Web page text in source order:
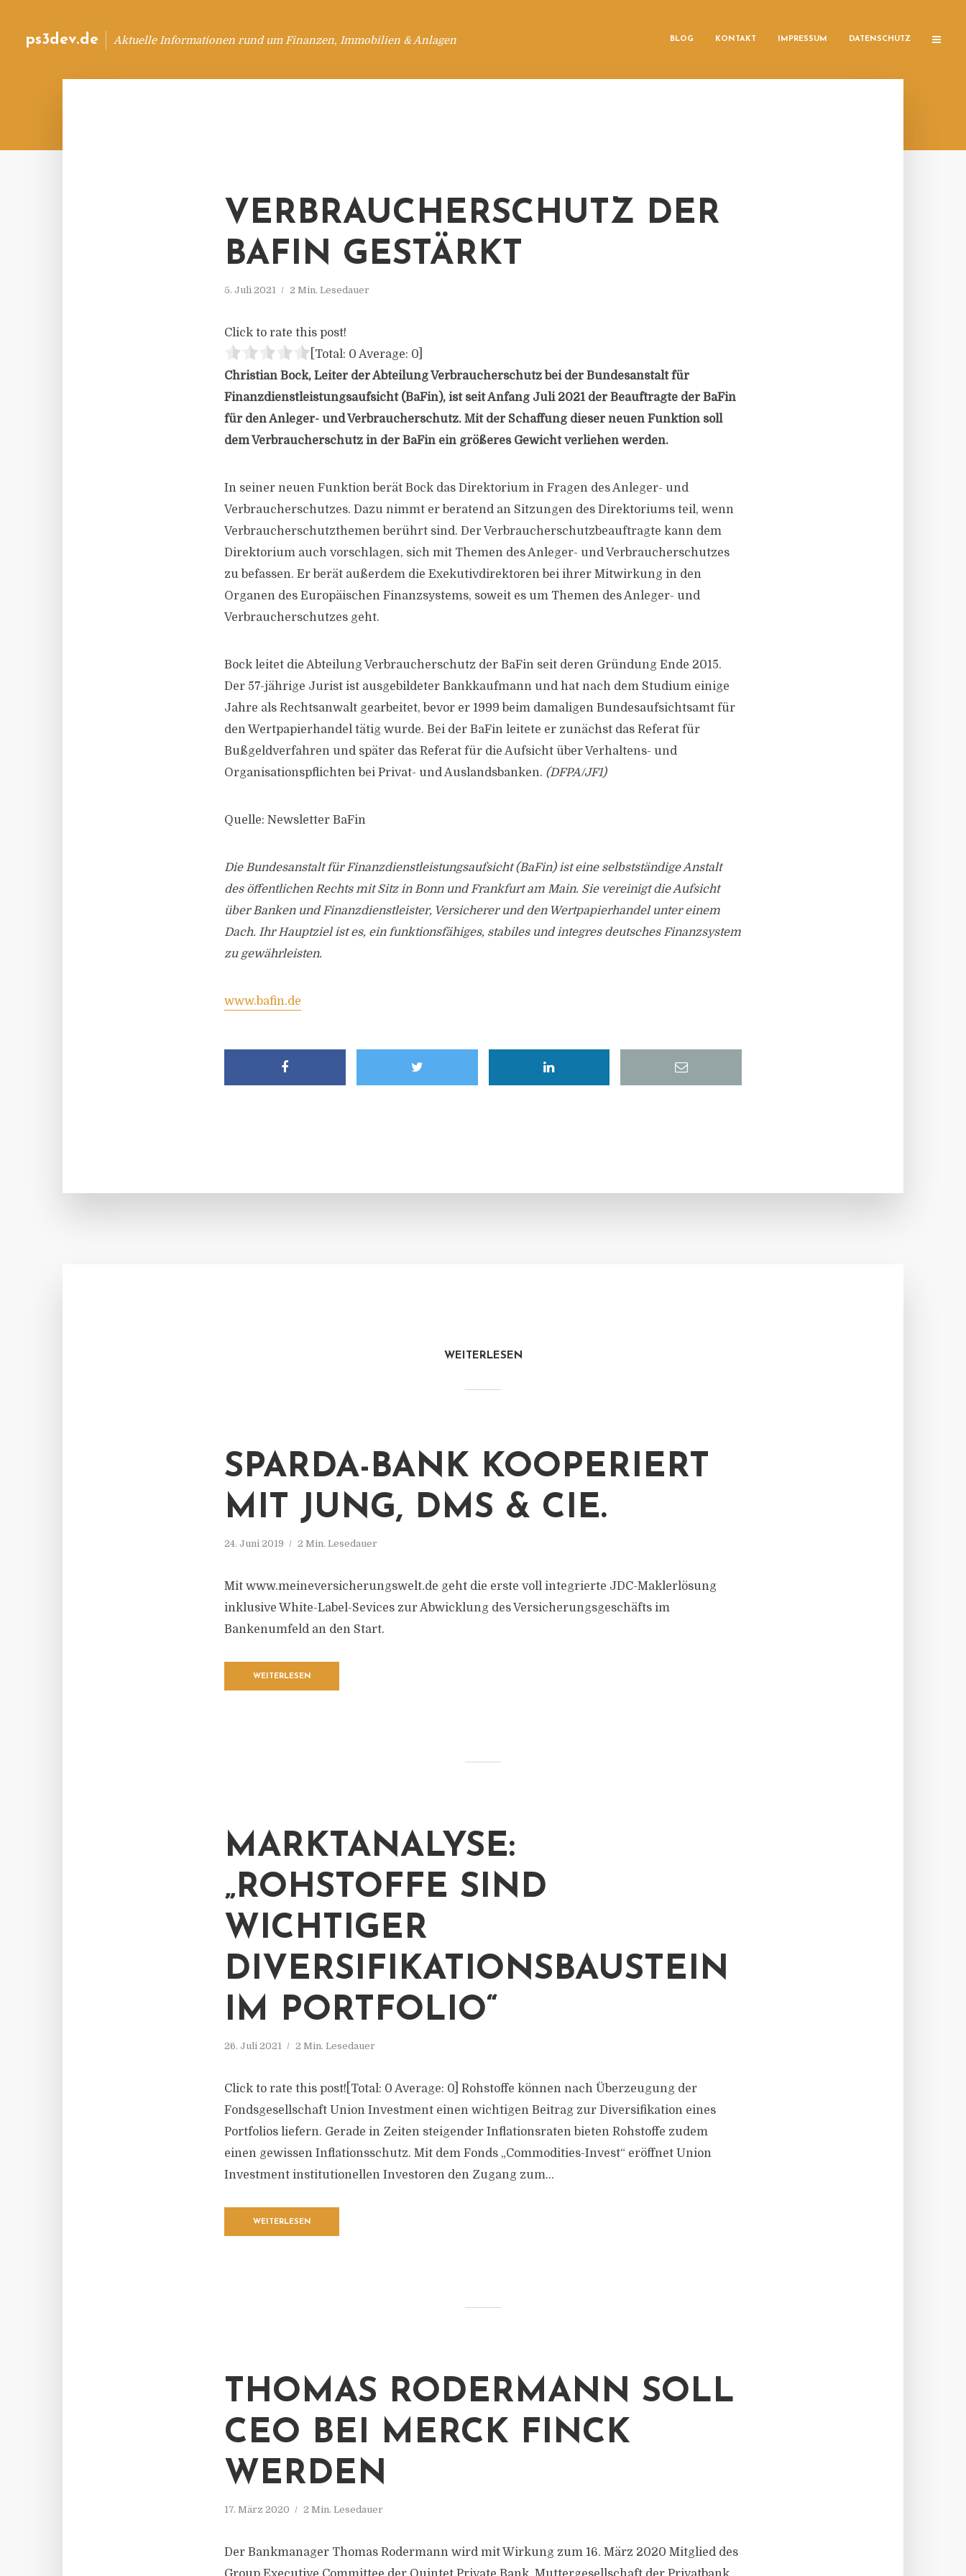
ps3dev.de Aktuelle Informationen rund um Finanzen, Immobilien & Anlagen BLOG KONTAKT IMPRESSUM DATENSCHUTZ
VERBRAUCHERSCHUTZ DER
BAFIN GESTÄRKT
5. Juli 2021 2 Min. Lesedauer
Click to rate this post!
[Total: 0 Average: 0
Christian Bock, Leiter der Abteilung Verbraucherschutz bei der Bundesanstalt für
Finanzdienstleistungsaufsicht (BaFin), ist seit Anfang Juli 2021 der Beauftragte der BaFin
für den Anleger- und Verbraucherschutz. Mit der Schaffung dieser neuen Funktion soll
dem Verbraucherschutz in der BaFin ein größeres Gewicht verliehen werden.
In seiner neuen Funktion berät Bock das Direktorium in Fragen des Anleger- und
Verbraucherschutzes. Dazu nimmt er beratend an Sitzungen des Direktoriums teil, wenn
Verbraucherschutzthemen berührt sind. Der Verbraucherschutzbeauftragte kann dem
Direktorium auch vorschlagen, sich mit Themen des Anleger- und Verbraucherschutzes
zu befassen. Er berät außerdem die Exekutivdirektoren bei ihrer Mitwirkung in den
Organen des Europäischen Finanzsystems, soweit es um Themen des Anleger- und
Verbraucherschutzes geht.
Bock leitet die Abteilung Verbraucherschutz der BaFin seit deren Gründung Ende 2015.
Der 57-jährige Jurist ist ausgebildeter Bankkaufmann und hat nach dem Studium einige
Jahre als Rechtsanwalt gearbeitet, bevor er 1999 beim damaligen Bundesaufsichtsamt für
den Wertpapierhandel tätig wurde. Bei der BaFin leitete er zunächst das Referat für
Bußgeldverfahren und später das Referat für die Aufsicht über Verhaltens- und
Organisationspflichten bei Privat- und Auslandsbanken. (DFPA/JF1)
Quelle: Newsletter BaFin
Die Bundesanstalt für Finanzdienstleistungsaufsicht (BaFin) ist eine selbstständige Anstalt
des öffentlichen Rechts mit Sitz in Bonn und Frankfurt am Main. Sie vereinigt die Aufsicht
über Banken und Finanzdienstleister, Versicherer und den Wertpapierhandel unter einem
Dach. Ihr Hauptziel ist es, ein funktionsfähiges, stabiles und integres deutsches Finanzsystem
zu gewährleisten.
www.bafin.de
WEITERLESEN
SPARDA-BANK KOOPERIERT
MIT JUNG, DMS & CIE.
24. Juni 2019 2 Min. Lesedauer
Mit www.meineversicherungswelt.de geht die erste voll integrierte JDC-Maklerlösung
inklusive White-Label-Sevices zur Abwicklung des Versicherungsgeschäfts im
Bankenumfeld an den Start.
WEITERLESEN
MARKTANALYSE:
„ROHSTOFFE SIND
WICHTIGER
DIVERSIFIKATIONSBAUSTEIN
IM PORTFOLIO“
26. Juli 2021 2 Min. Lesedauer
Click to rate this post![Total: 0 Average: 0] Rohstoffe können nach Überzeugung der
Fondsgesellschaft Union Investment einen wichtigen Beitrag zur Diversifikation eines
Portfolios liefern. Gerade in Zeiten steigender Inflationsraten bieten Rohstoffe zudem
einen gewissen Inflationsschutz. Mit dem Fonds „Commodities-Invest“ eröffnet Union
Investment institutionellen Investoren den Zugang zum...
WEITERLESEN
THOMAS RODERMANN SOLL
CEO BEI MERCK FINCK
WERDEN
17. März 2020 2 Min. Lesedauer
Der Bankmanager Thomas Rodermann wird mit Wirkung zum 16. März 2020 Mitglied des